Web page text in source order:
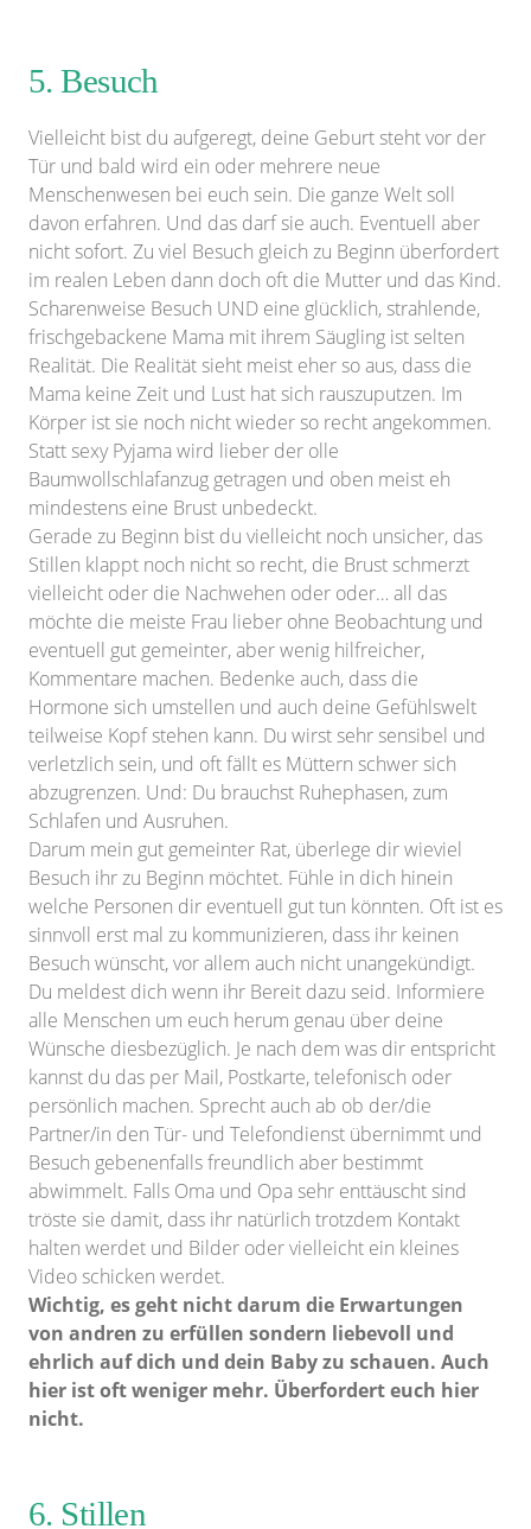
5. Besuch
Vielleicht bist du aufgeregt, deine Geburt steht vor der
Tür und bald wird ein oder mehrere neue
Menschenwesen bei euch sein. Die ganze Welt soll
davon erfahren. Und das darf sie auch. Eventuell aber
nicht sofort. Zu viel Besuch gleich zu Beginn überfordert
im realen Leben dann doch oft die Mutter und das Kind.
Scharenweise Besuch UND eine glücklich, strahlende,
frischgebackene Mama mit ihrem Säugling ist selten
Realität. Die Realität sieht meist eher so aus, dass die
Mama keine Zeit und Lust hat sich rauszuputzen. Im
Körper ist sie noch nicht wieder so recht angekommen.
Statt sexy Pyjama wird lieber der olle
Baumwollschlafanzug getragen und oben meist eh
mindestens eine Brust unbedeckt.
Gerade zu Beginn bist du vielleicht noch unsicher, das
Stillen klappt noch nicht so recht, die Brust schmerzt
vielleicht oder die Nachwehen oder oder… all das
möchte die meiste Frau lieber ohne Beobachtung und
eventuell gut gemeinter, aber wenig hilfreicher,
Kommentare machen. Bedenke auch, dass die
Hormone sich umstellen und auch deine Gefühlswelt
teilweise Kopf stehen kann. Du wirst sehr sensibel und
verletzlich sein, und oft fällt es Müttern schwer sich
abzugrenzen. Und: Du brauchst Ruhephasen, zum
Schlafen und Ausruhen.
Darum mein gut gemeinter Rat, überlege dir wieviel
Besuch ihr zu Beginn möchtet. Fühle in dich hinein
welche Personen dir eventuell gut tun könnten. Oft ist es
sinnvoll erst mal zu kommunizieren, dass ihr keinen
Besuch wünscht, vor allem auch nicht unangekündigt.
Du meldest dich wenn ihr Bereit dazu seid. Informiere
alle Menschen um euch herum genau über deine
Wünsche diesbezüglich. Je nach dem was dir entspricht
kannst du das per Mail, Postkarte, telefonisch oder
persönlich machen. Sprecht auch ab ob der/die
Partner/in den Tür- und Telefondienst übernimmt und
Besuch gebenenfalls freundlich aber bestimmt
abwimmelt. Falls Oma und Opa sehr enttäuscht sind
tröste sie damit, dass ihr natürlich trotzdem Kontakt
halten werdet und Bilder oder vielleicht ein kleines
Video schicken werdet.
Wichtig, es geht nicht darum die Erwartungen
von andren zu erfüllen sondern liebevoll und
ehrlich auf dich und dein Baby zu schauen. Auch
hier ist oft weniger mehr. Überfordert euch hier
nicht.
6. Stillen